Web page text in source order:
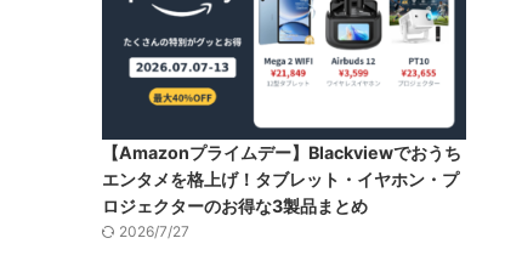
【Amazonプライムデー】Blackviewでおうち
エンタメを格上げ！タブレット・イヤホン・プ
ロジェクターのお得な3製品まとめ
2026/7/27